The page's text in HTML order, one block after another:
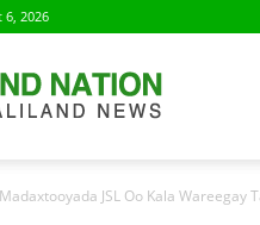
6, 2026
JSL Oo Kala Wareegay